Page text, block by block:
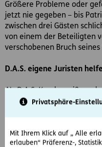
Privatsphäre-
Mit Ihrem Klick auf „ Alle
erlauben“ Präferenz-,
Größere Probleme oder
jetzt nie gegeben – bis
zwischen drei Gästen
von einem der Beteiligten
verschobenen Bruch seines
D.A.S. eigene Juristen
Als D.A.S. Kunde weiß er,
erfahrenen Juristen zählen
Die D.A.S. eigenen
bevorstehenden